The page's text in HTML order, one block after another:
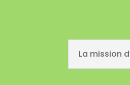
La mission